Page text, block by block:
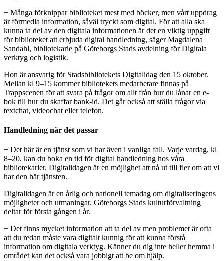
− Många förknippar biblioteket mest med böcker, men vårt uppdrag
är förmedla information, såväl tryckt som digital. För att alla ska
kunna ta del av den digitala informationen är det en viktig uppgift
för biblioteket att erbjuda digital handledning, säger Magdalena
Sandahl, bibliotekarie på Göteborgs Stads avdelning för Digitala
verktyg och logistik.
Hon är ansvarig för Stadsbibliotekets Digitalidag den 15 oktober.
Mellan kl 9–15 kommer bibliotekets medarbetare finnas på
Trappscenen för att svara på frågor om allt från hur du lånar en e-
bok till hur du skaffar bank-id. Det går också att ställa frågor via
textchat, videochat eller telefon.
Handledning när det passar
− Det här är en tjänst som vi har även i vanliga fall. Varje vardag, kl
8–20, kan du boka en tid för digital handledning hos våra
bibliotekarier. Digitalidagen är en möjlighet att nå ut till fler om att vi
har den här tjänsten.
Digitalidagen är en årlig och nationell temadag om digitaliseringens
möjligheter och utmaningar. Göteborgs Stads kulturförvaltning
deltar för första gången i år.
− Det finns mycket information att ta del av men problemet är ofta
att du redan måste vara digitalt kunnig för att kunna förstå
information om digitala verktyg. Känner du dig inte heller hemma i
området kan det också vara jobbigt att be om hjälp.